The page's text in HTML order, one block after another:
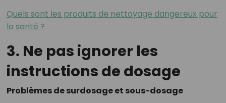
Quels sont les produits de nettoyage dangereux pour
la santé ?
3. Ne pas ignorer les
instructions de dosage
Problèmes de surdosage et sous-dosage